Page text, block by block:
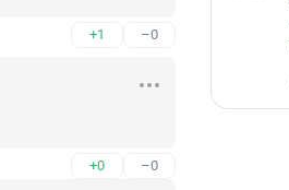
+1 –0
+0 –0